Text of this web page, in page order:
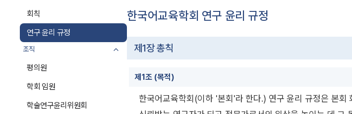
회칙
연구 윤리 규정
조직
평의원
학회 임원
학술연구윤리위원회
한국어교육학회 연구 윤리 규정
제1장 총칙
제1조 (목적)
한국어교육학회(이하 '본회'라 한다.) 연구 윤리 규정은 본회